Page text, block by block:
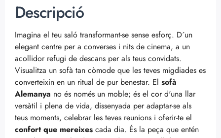
Descripció
Imagina el teu saló transformant-se sense esforç. D´un
elegant centre per a converses i nits de cinema, a un
acollidor refugi de descans per als teus convidats.
Visualitza un sofà tan còmode que les teves migdiades es
converteixin en un ritual de pur benestar. El sofà
Alemanya no és només un moble; és el cor d'una llar
versàtil i plena de vida, dissenyada per adaptar-se als
teus moments, celebrar les teves reunions i oferir-te el
confort que mereixes cada dia. És la peça que entén